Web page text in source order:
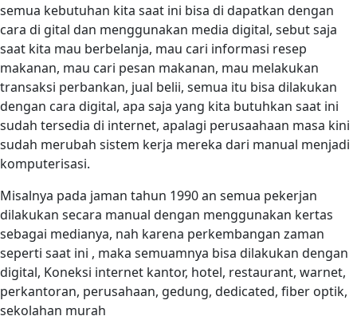
semua kebutuhan kita saat ini bisa di dapatkan dengan
cara di gital dan menggunakan media digital, sebut saja
saat kita mau berbelanja, mau cari informasi resep
makanan, mau cari pesan makanan, mau melakukan
transaksi perbankan, jual belii, semua itu bisa dilakukan
dengan cara digital, apa saja yang kita butuhkan saat ini
sudah tersedia di internet, apalagi perusaahaan masa kini
sudah merubah sistem kerja mereka dari manual menjadi
komputerisasi.
Misalnya pada jaman tahun 1990 an semua pekerjan
dilakukan secara manual dengan menggunakan kertas
sebagai medianya, nah karena perkembangan zaman
seperti saat ini , maka semuamnya bisa dilakukan dengan
digital, Koneksi internet kantor, hotel, restaurant, warnet,
perkantoran, perusahaan, gedung, dedicated, fiber optik,
sekolahan murah